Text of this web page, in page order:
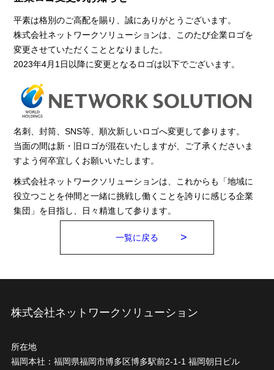
平素は格別のご高配を賜り、誠にありがとうございます。
株式会社ネットワークソリューションは、このたび企業ロゴを
変更させていただくこととなりました。
2023年4月1日以降に変更となるロゴは以下でございます。
名刺、封筒、SNS等、順次新しいロゴへ変更して参ります。
当面の間は新・旧ロゴが混在いたしますが、ご了承くださいま
すよう何卒宜しくお願いいたします。
株式会社ネットワークソリューションは、これからも「地域に
役立つことを仲間と一緒に挑戦し働くことを誇りに感じる企業
集団」を目指し、日々精進して参ります。
一覧に戻る
株式会社ネットワークソリューション
所在地
福岡本社： 福岡県福岡市博多区博多駅前2-1-1 福岡朝日ビル